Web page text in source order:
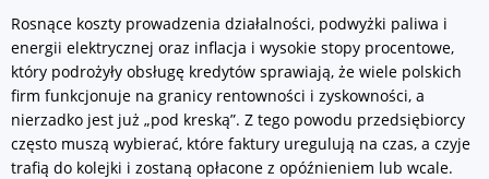
Rosnące koszty prowadzenia działalności, podwyżki paliwa i
energii elektrycznej oraz inflacja i wysokie stopy procentowe,
który podrożyły obsługę kredytów sprawiają, że wiele polskich
firm funkcjonuje na granicy rentowności i zyskowności, a
nierzadko jest już „pod kreską”. Z tego powodu przedsiębiorcy
często muszą wybierać, które faktury uregulują na czas, a czyje
trafią do kolejki i zostaną opłacone z opóźnieniem lub wcale.